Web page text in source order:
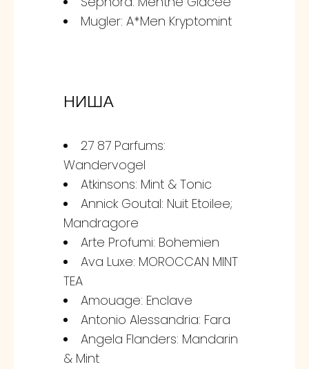
Mugler: A*Men Kryptomint
НИША
27 87 Parfums:
Wandervogel
Atkinsons: Mint & Tonic
Annick Goutal: Nuit Etoilee;
Mandragore
Arte Profumi: Bohemien
Ava Luxe: MOROCCAN MINT
TEA
Amouage: Enclave
Antonio Alessandria: Fara
Angela Flanders: Mandarin
& Mint